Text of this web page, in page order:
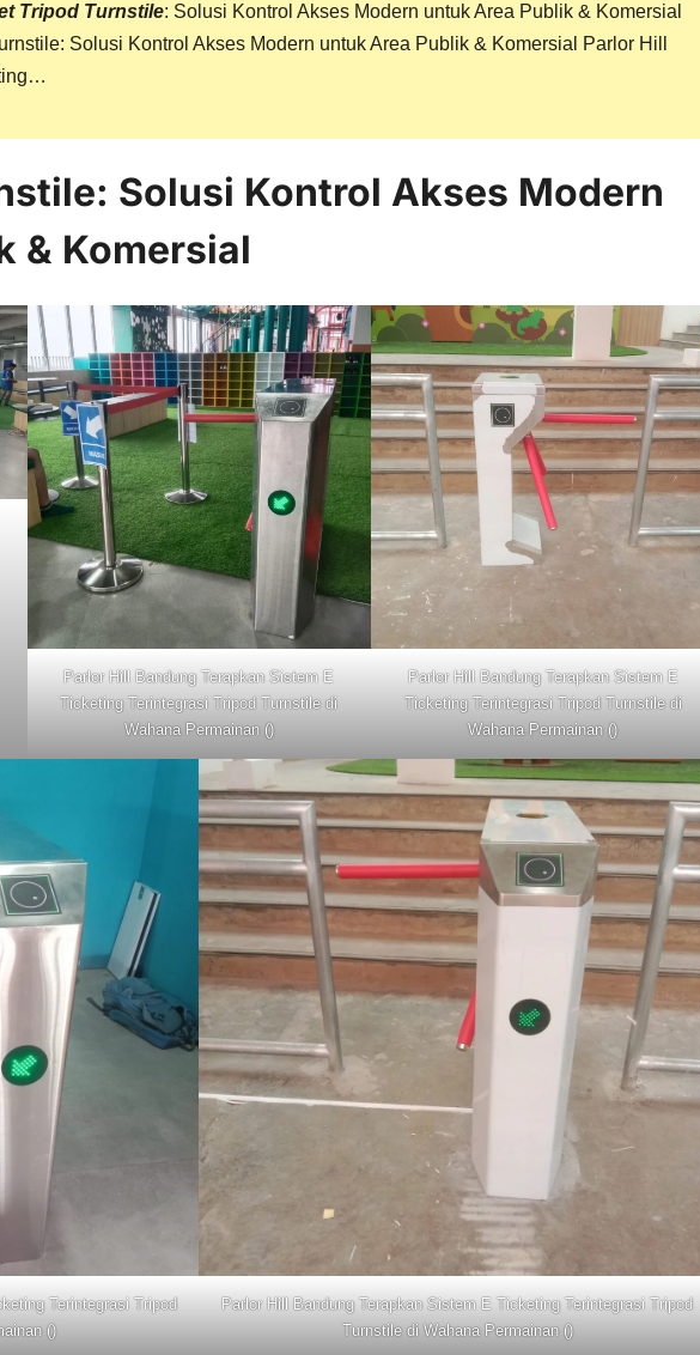
Tripod Turnstile: Solusi Kontrol Akses Modern untuk Area Publik & Komersial
: Solusi Kontrol Akses Modern untuk Area Publik & Komersial Parlor Hill
Solusi Kontrol Akses Modern
& Komersial
Parlor Hill Bandung Terapkan Sistem E
Ticketing Terintegrasi Tripod Turnstile di
Wahana Permainan ()
Parlor Hill Bandung Terapkan Sistem E
Ticketing Terintegrasi Tripod Turnstile di
Wahana Permainan ()
Terintegrasi Tripod
()
Parlor Hill Bandung Terapkan Sistem E Ticketing Terintegrasi Tripod
Turnstile di Wahana Permainan ()